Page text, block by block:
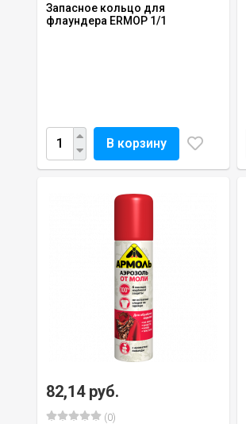
Запасное кольцо для
флаундера ERMOP 1/1
В корзину
82,14 руб.
(0)